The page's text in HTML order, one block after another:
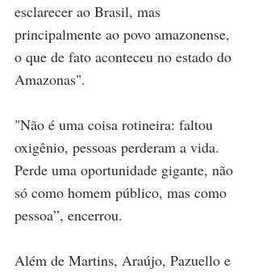
esclarecer ao Brasil, mas
principalmente ao povo amazonense,
o que de fato aconteceu no estado do
Amazonas".
"Não é uma coisa rotineira: faltou
oxigênio, pessoas perderam a vida.
Perde uma oportunidade gigante, não
só como homem público, mas como
pessoa”, encerrou.
Além de Martins, Araújo, Pazuello e